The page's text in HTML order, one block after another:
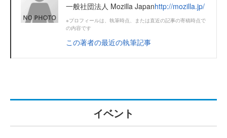
一般社団法人 Mozilla Japanhttp://mozilla.jp/
※プロフィールは、執筆時点、または直近の記事の寄稿時点で
の内容です
この著者の最近の執筆記事
イベント